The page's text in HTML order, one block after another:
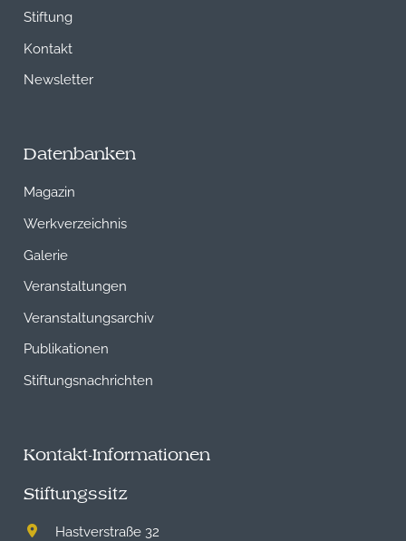
Stiftung
Kontakt
Newsletter
Datenbanken
Magazin
Werkverzeichnis
Galerie
Veranstaltungen
Veranstaltungsarchiv
Publikationen
Stiftungsnachrichten
Kontakt-Informationen
Stiftungssitz
Hastverstraße 32